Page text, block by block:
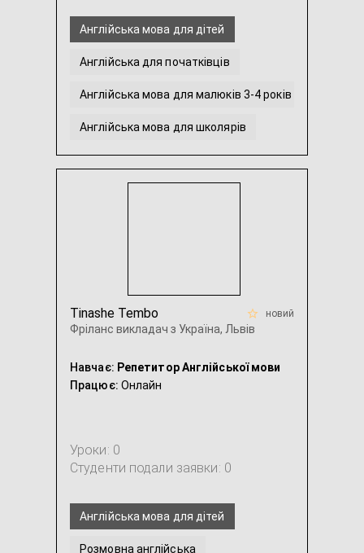
Англійська мова для дітей
Англійська для початківців
Англійська мова для малюків 3-4 років
Англійська мова для школярів
Допомога з виконанням домашнього завдання з
Tinashe Tembo
Фріланс викладач з Україна, Львів
новий
Навчає: Репетитор Англійської мови
Працює: Онлайн
Уроки: 0
Студенти подали заявки: 0
Англійська мова для дітей
Розмовна англійська